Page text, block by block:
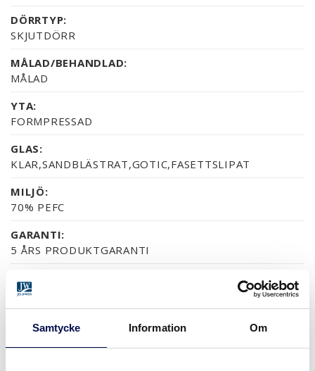
Samtycke Information Om
DÖRRTYP:
SKJUTDÖRR
MÅLAD/BEHANDLAD:
MÅLAD
YTA:
FORMPRESSAD
GLAS:
KLAR,SANDBLÄSTRAT,GOTIC,FASETTSLIPAT
MILJÖ:
70% PEFC
GARANTI:
5 ÅRS PRODUKTGARANTI
YTOR (5)
NCS S0502-YNCS S0500-NRAL 9010NÄSTAN ALLA NCS S